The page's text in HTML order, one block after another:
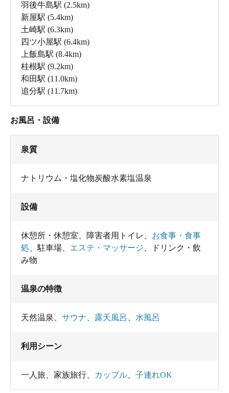
羽後牛島駅 (2.5km)
新屋駅 (5.4km)
土崎駅 (6.3km)
四ツ小屋駅 (6.4km)
上飯島駅 (8.4km)
桂根駅 (9.2km)
和田駅 (11.0km)
追分駅 (11.7km)
お風呂・設備
泉質
ナトリウム・塩化物炭酸水素塩温泉
設備
休憩所・休憩室 障害者用トイレ
お食事・食事
処
駐車場 エステ・マッサージ
ドリンク・飲
み物
温泉の特徴
天然温泉 サウナ 露天風呂 水風呂
利用シーン
一人旅 家族旅行 カップル 子連れOK